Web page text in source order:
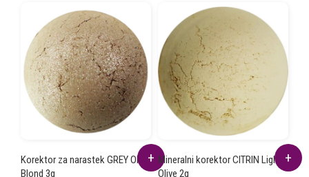
Korektor za narastek GREY OFF
Blond 3g
Mineralni korektor CITRIN Light
Olive 2g